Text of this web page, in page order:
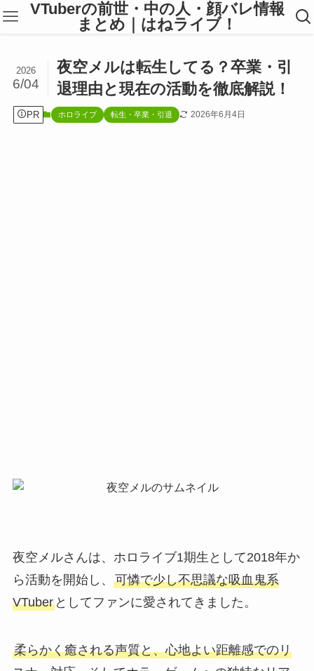
VTuberの前世・中の人・顔バレ情報
まとめ｜はねライブ！
夜空メルは転生してる？卒業・引
退理由と現在の活動を徹底解説！
2026
6/04
PR ホロライブ 転生・卒業・引退 2026年6月4日
夜空メルさんは、ホロライブ1期生として2018年か
ら活動を開始し、 可憐で少し不思議な吸血鬼系
VTuberとしてファンに愛されてきました。
柔らかく癒される声質と、心地よい距離感でのリ